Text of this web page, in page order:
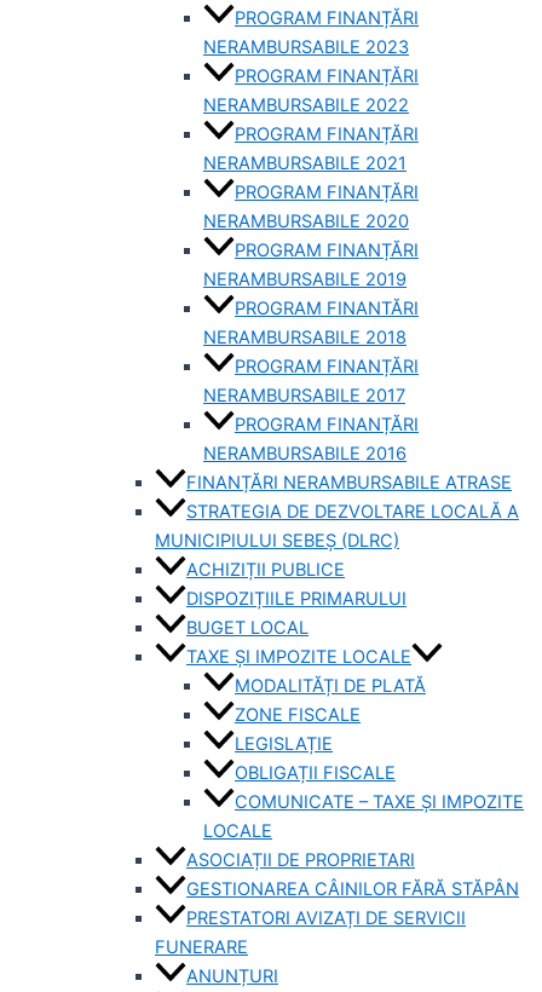
PROGRAM FINANȚĂRI
NERAMBURSABILE 2023
PROGRAM FINANȚĂRI
NERAMBURSABILE 2022
PROGRAM FINANȚĂRI
NERAMBURSABILE 2021
PROGRAM FINANȚĂRI
NERAMBURSABILE 2020
PROGRAM FINANȚĂRI
NERAMBURSABILE 2019
PROGRAM FINANTĂRI
NERAMBURSABILE 2018
PROGRAM FINANȚĂRI
NERAMBURSABILE 2017
PROGRAM FINANȚĂRI
NERAMBURSABILE 2016
FINANȚĂRI NERAMBURSABILE ATRASE
STRATEGIA DE DEZVOLTARE LOCALĂ A
MUNICIPIULUI SEBEȘ (DLRC)
ACHIZIȚII PUBLICE
DISPOZIȚIILE PRIMARULUI
BUGET LOCAL
TAXE ȘI IMPOZITE LOCALE
MODALITĂȚI DE PLATĂ
ZONE FISCALE
LEGISLAȚIE
OBLIGAȚII FISCALE
COMUNICATE – TAXE ȘI IMPOZITE
LOCALE
ASOCIAȚII DE PROPRIETARI
GESTIONAREA CÂINILOR FĂRĂ STĂPÂN
PRESTATORI AVIZAȚI DE SERVICII
FUNERARE
ANUNȚURI